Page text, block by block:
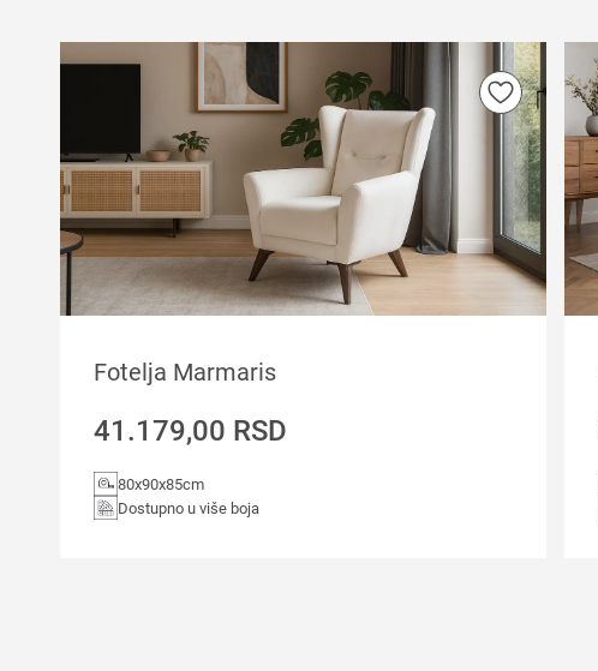
Fotelja Marmaris
41.179,00 RSD
80x90x85cm
Dostupno u više boja